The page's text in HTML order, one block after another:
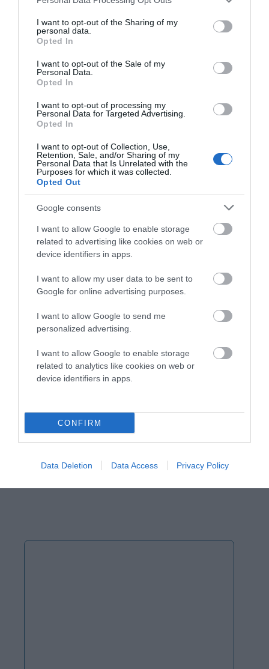
not limited to your visit or usage behaviour. You may click to
grant or deny consent to Google and its third-party tags to
use your data for below specified purposes in below Google
consent section.
I want to opt-out of the Sharing of my
personal data.
Opted In
I want to opt-out of the Sale of my
Personal Data.
Opted In
I want to opt-out of processing my
Personal Data for Targeted Advertising.
Opted In
I want to opt-out of Collection, Use,
Retention, Sale, and/or Sharing of my
Personal Data that Is Unrelated with the
Purposes for which it was collected.
Opted Out
Google consents
I want to allow Google to enable storage
related to advertising like cookies on web or
device identifiers in apps.
I want to allow my user data to be sent to
Google for online advertising purposes.
I want to allow Google to send me
personalized advertising.
I want to allow Google to enable storage
related to analytics like cookies on web or
device identifiers in apps.
CONFIRM
Data Deletion Data Access Privacy Policy
ΑΦΉΣΤΕ ΈΝΑ ΣΧΌΛΙΟ
Η ηλ. διεύθυνση σας δεν δημοσιεύεται.
σημειώνονται με*
Αποθήκευσε το όνομά μου, email, και τον ιστότοπο μου σε
αυτόν τον πλοηγό για την επόμενη φορά που θα σχολιάσω.